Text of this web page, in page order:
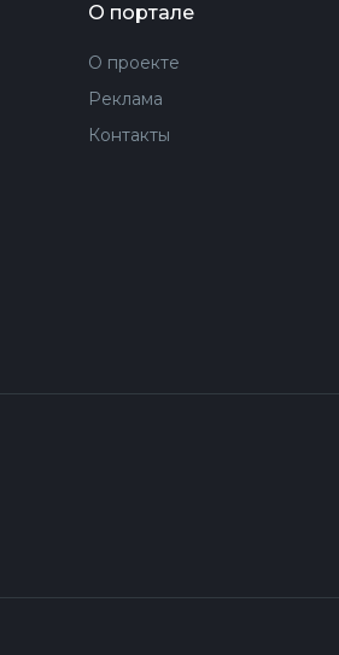
О портале
О проекте
Реклама
Контакты